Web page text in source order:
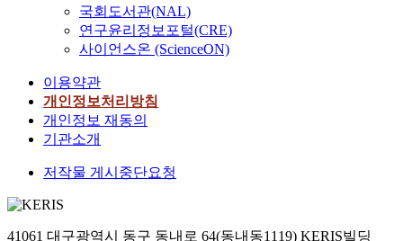
국회도서관(NAL)
연구윤리정보포털(CRE)
사이언스온 (ScienceON)
이용약관
개인정보처리방침
개인정보 재동의
기관소개
저작물 게시중단요청
41061 대구광역시 동구 동내로 64(동내동1119) KERIS빌딩